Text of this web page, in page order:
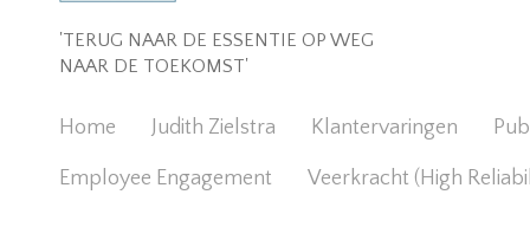
'TERUG NAAR DE ESSENTIE OP WEG
NAAR DE TOEKOMST'
Home Judith Zielstra Klantervaringen
Employee Engagement Veerkracht (High